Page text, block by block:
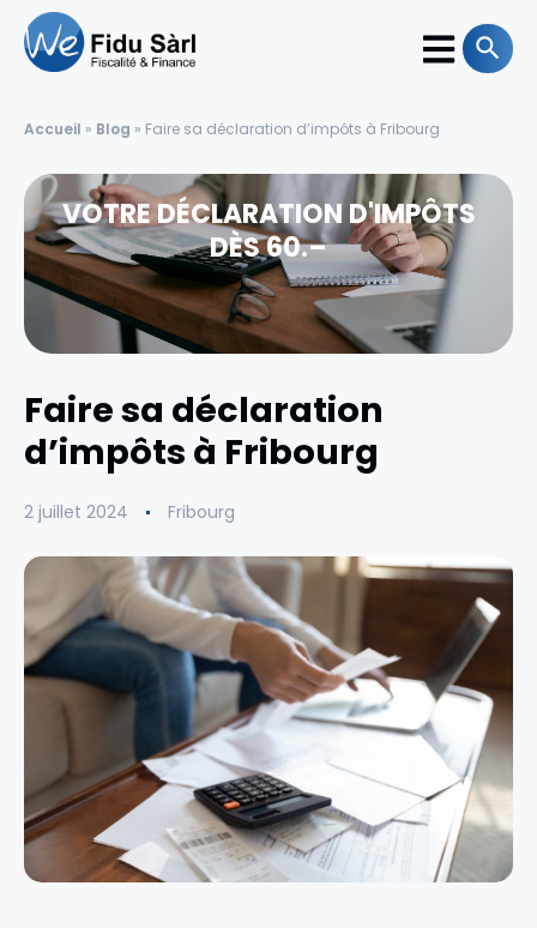
Accueil » Blog » Faire sa déclaration d’impôts à Fribourg
VOTRE DÉCLARATION D'IMPÔTS
DÈS 60.–
Faire sa déclaration
d’impôts à Fribourg
2 juillet 2024 Fribourg